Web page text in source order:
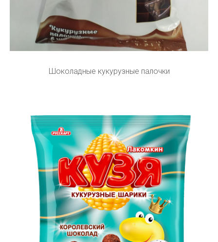
Шоколадные кукурузные палочки